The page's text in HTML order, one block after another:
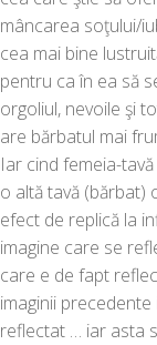
mâncarea soţului/
cea mai bine
pentru ca în ea să
orgoliul, nevoile şi
are bărbatul mai
Iar cind femeia-
o altă tavă (bărbat)
efect de replică la
imagine care se
care e de fapt
imaginii precedente
reflectat … iar asta